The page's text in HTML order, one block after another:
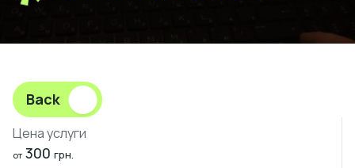
Back
Цена услуги
от 300 грн.